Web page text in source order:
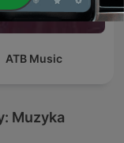
ATB Music
Muzyka